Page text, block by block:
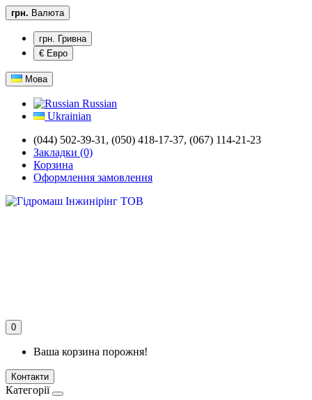
грн. Валюта
грн. Гривна
€ Евро
Мова
Russian
Ukrainian
(044) 502-39-31, (050) 418-17-37, (067) 114-21-23
Закладки (0)
Корзина
Оформлення замовлення
0
Ваша корзина порожня!
Контакти
Категорії